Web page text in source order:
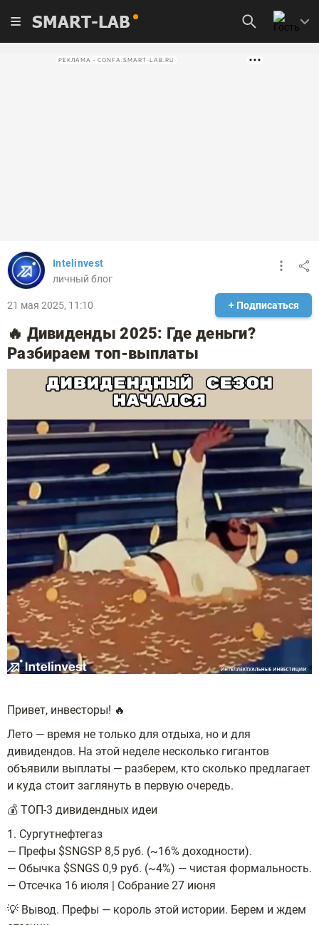
SMART-LAB
РЕКЛАМА • CONFA.SMART-LAB.RU
Intelinvest
личный блог
21 мая 2025, 11:10 + Подписаться
🔥 Дивиденды 2025: Где деньги?
Разбираем топ-выплаты
Привет, инвесторы! 🔥
Лето — время не только для отдыха, но и для
дивидендов. На этой неделе несколько гигантов
объявили выплаты — разберем, кто сколько предлагает
и куда стоит заглянуть в первую очередь.
💰 ТОП-3 дивидендных идеи
1. Сургутнефтегаз
— Префы $SNGSP 8,5 руб. (~16% доходности).
— Обычка $SNGS 0,9 руб. (~4%) — чистая формальность.
— Отсечка 16 июля | Собрание 27 июня
💡 Вывод. Префы — король этой истории. Берем и ждем